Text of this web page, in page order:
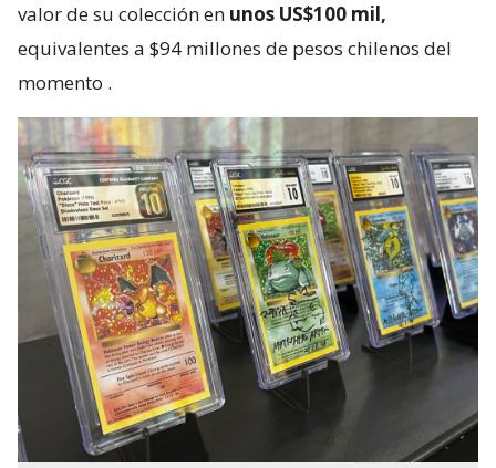
valor de su colección en unos US$100 mil,
equivalentes a $94 millones de pesos chilenos del
momento .